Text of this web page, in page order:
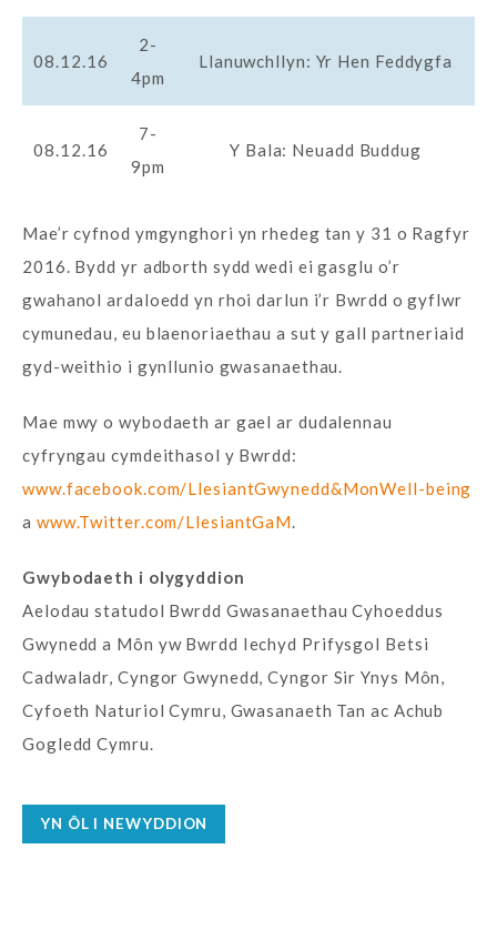
08.12.16
2-
4pm
Llanuwchllyn: Yr Hen Feddygfa
08.12.16
7-
9pm
Y Bala: Neuadd Buddug
Mae’r cyfnod ymgynghori yn rhedeg tan y 31 o Ragfyr
2016. Bydd yr adborth sydd wedi ei gasglu o’r
gwahanol ardaloedd yn rhoi darlun i’r Bwrdd o gyflwr
cymunedau, eu blaenoriaethau a sut y gall partneriaid
gyd-weithio i gynllunio gwasanaethau.
Mae mwy o wybodaeth ar gael ar dudalennau
cyfryngau cymdeithasol y Bwrdd:
www.facebook.com/LlesiantGwynedd&MonWell-being
a www.Twitter.com/LlesiantGaM.
Gwybodaeth i olygyddion
Aelodau statudol Bwrdd Gwasanaethau Cyhoeddus
Gwynedd a Môn yw Bwrdd Iechyd Prifysgol Betsi
Cadwaladr, Cyngor Gwynedd, Cyngor Sir Ynys Môn,
Cyfoeth Naturiol Cymru, Gwasanaeth Tan ac Achub
Gogledd Cymru.
YN ÔL I NEWYDDION